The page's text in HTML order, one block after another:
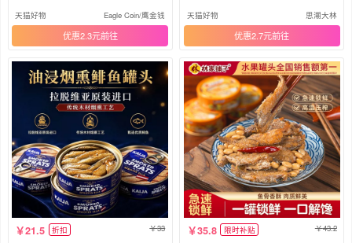
酒菜
天猫好物 Eagle Coin/鹰金钱
优惠2.3元
拿鱼
天猫好物 思潮大林
优惠2.7元
21.5 折扣 33 35.8 限时补贴 43.2